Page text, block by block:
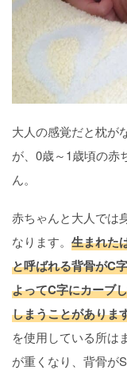
大人の感覚だと枕が
が、0歳～1歳頃の赤
ん。
赤ちゃんと大人では
なります。 生まれた
と呼ばれる背骨がC
よってC字にカーブ
しまうことがありま
を使用している所は
が重くなり、背骨が